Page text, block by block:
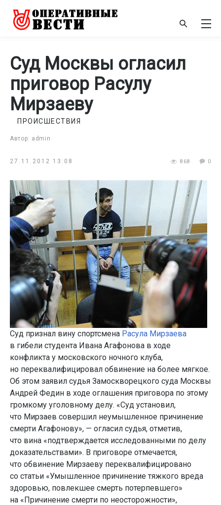
Суд Москвы огласил
приговор Расулу
Мирзаеву
Автор: admin
ПРОИСШЕСТВИЯ
27.11.2012 13:08 868 0
Суд признал вину спортсмена Расула Мирзаева
в гибели студента Ивана Агафонова в ходе
конфликта у московского ночного клуба,
но переквалифицировал обвинение на более мягкое.
Об этом заявил судья Замоскворецкого суда Москвы
Андрей Федин в ходе оглашения приговора по этому
громкому уголовному делу. «Суд установил,
что Мирзаев совершил неумышленное причинение
смерти Агафонову», — огласил судья, отметив,
что вина «подтверждается исследованными по делу
доказательствами». В приговоре отмечается,
что обвинение Мирзаеву переквалифицировано
со статьи «Умышленное причинение тяжкого вреда
здоровью, повлекшее смерть потерпевшего»
на «Причинение смерти по неосторожности»,